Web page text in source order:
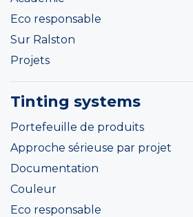
Eco responsable
Sur Ralston
Projets
Tinting systems
Portefeuille de produits
Approche sérieuse par projet
Documentation
Couleur
Eco responsable